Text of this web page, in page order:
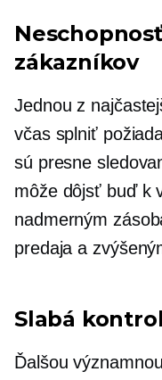
zákazníkov
Jednou z
včas splniť
sú presne
môže dôjsť buď k
nadmerným
predaja a
Slabá
Ďalšou